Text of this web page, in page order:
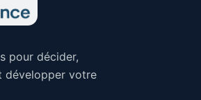
pour décider,
développer votre